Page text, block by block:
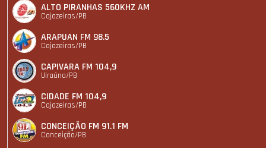
ALTO PIRANHAS 560KHZ AM
Cajazeiras/PB
ARAPUAN FM 98.5
Cajazeiras/PB
CAPIVARA FM 104,9
Uiraúna/PB
CIDADE FM 104,9
Cajazeiras/PB
CONCEIÇÃO FM 91.1 FM
Conceição/PB